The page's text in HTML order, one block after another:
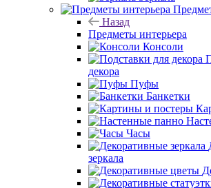
Назад
Предметы интерьера
Консоли
декора
Пуфы
Банкетки
Часы
зеркала